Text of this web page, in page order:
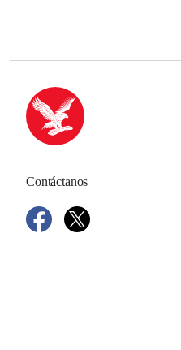
Contáctanos